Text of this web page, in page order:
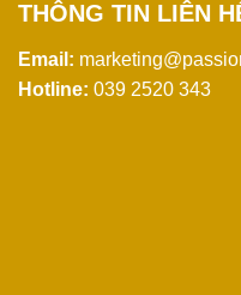
THÔNG TIN LIÊN
Email:
Hotline: 039 2520 343